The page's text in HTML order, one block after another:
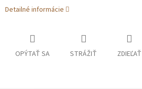
Detailné informácie
OPÝTAŤ SA STRÁŽIŤ ZDIEĽAŤ